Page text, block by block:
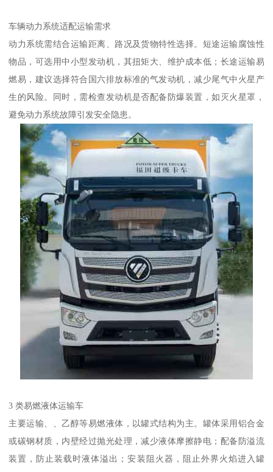
车辆动力系统适配运输需求​
动力系统需结合运输距离、路况及货物特性选择。短途运输腐蚀性
物品，可选用中小型发动机，其扭矩大、维护成本低；长途运输易
燃易，建议选择符合国六排放标准的气发动机，减少尾气中火星产
生的风险。同时，需检查发动机是否配备防爆装置，如灭火星罩，
避免动力系统故障引发安全隐患。​
3 类易燃液体运输车​
主要运输、、乙醇等易燃液体，以罐式结构为主。罐体采用铝合金
或碳钢材质，内壁经过抛光处理，减少液体摩擦静电；配备防溢流
装置，防止装载时液体溢出；安装阻火器，阻止外界火焰进入罐